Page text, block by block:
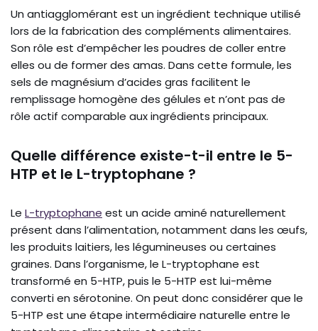
Un antiagglomérant est un ingrédient technique utilisé
lors de la fabrication des compléments alimentaires.
Son rôle est d’empêcher les poudres de coller entre
elles ou de former des amas. Dans cette formule, les
sels de magnésium d’acides gras facilitent le
remplissage homogène des gélules et n’ont pas de
rôle actif comparable aux ingrédients principaux.
Quelle différence existe-t-il entre le 5-
HTP et le L-tryptophane ?
Le L-tryptophane est un acide aminé naturellement
présent dans l’alimentation, notamment dans les œufs,
les produits laitiers, les légumineuses ou certaines
graines. Dans l’organisme, le L-tryptophane est
transformé en 5-HTP, puis le 5-HTP est lui-même
converti en sérotonine. On peut donc considérer que le
5-HTP est une étape intermédiaire naturelle entre le